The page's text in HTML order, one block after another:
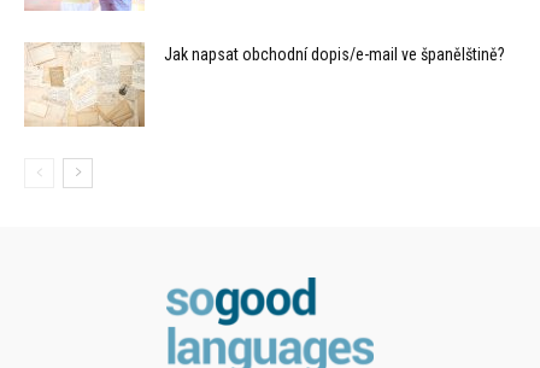
Jak napsat obchodní dopis/e-mail ve španělštině?